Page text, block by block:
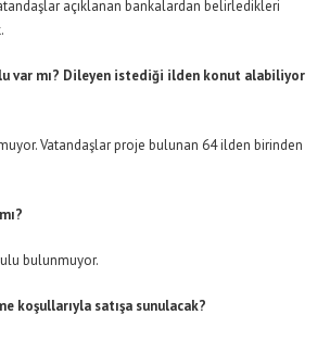
açıklanan bankalardan belirledikleri
var mı? Dileyen istediği ilden konut alabiliyor
Vatandaşlar proje bulunan 64 ilden birinden
bulunmuyor.
koşullarıyla satışa sunulacak?